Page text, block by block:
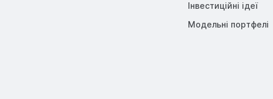
Інвестиційні ідеї
Модельні портфелі